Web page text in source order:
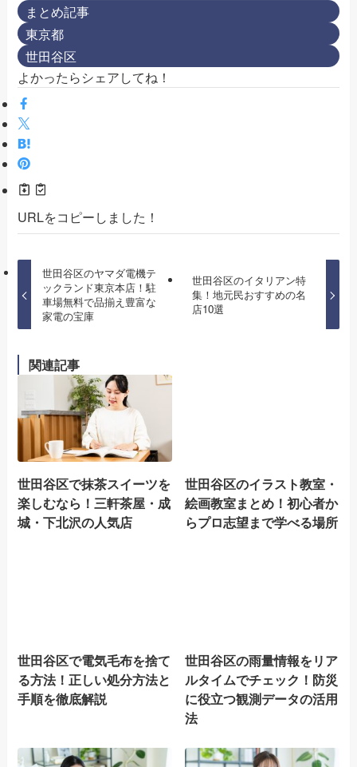
まとめ記事
東京都
世田谷区
よかったらシェアしてね！
URLをコピーしました！
世田谷区のヤマダ電機テ
ックランド東京本店！駐
車場無料で品揃え豊富な
家電の宝庫
世田谷区のイタリアン特
集！地元民おすすめの名
店10選
関連記事
世田谷区で抹茶スイーツを
楽しむなら！三軒茶屋・成
城・下北沢の人気店
世田谷区のイラスト教室・
絵画教室まとめ！初心者か
らプロ志望まで学べる場所
世田谷区で電気毛布を捨て
る方法！正しい処分方法と
手順を徹底解説
世田谷区の雨量情報をリア
ルタイムでチェック！防災
に役立つ観測データの活用
法